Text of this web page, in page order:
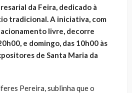
da Feira, dedicado à
tradicional. A iniciativa, com
livre, decorre
e domingo, das 10h00 às
de Santa Maria da
Pereira, sublinha que o